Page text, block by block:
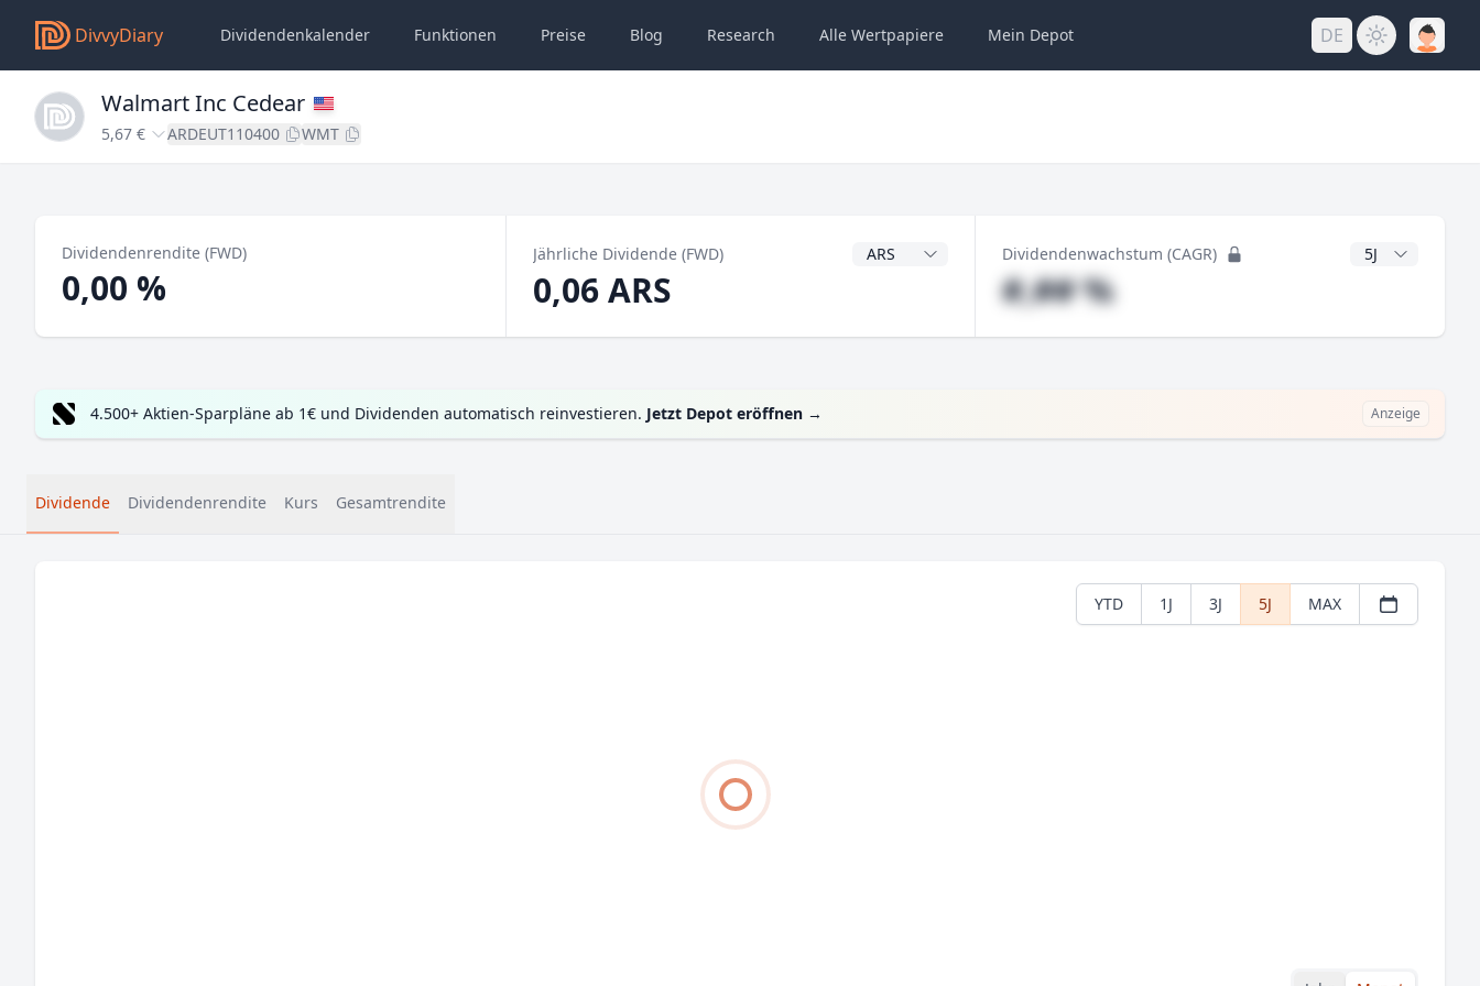
DivvyDiary Dividendenkalender Funktionen Preise Blog Research Alle Wertpapiere Mein Depot DE
Walmart Inc Cedear
5,67 € ARDEUT110400 WMT
Dividendenrendite (FWD)
0,00 %
Jährliche Dividende (FWD) Dividendenwährung
0,06 ARS
Dividendenwachstum (CAGR) CAGR Jahre
#,## %
4.500+ Aktien-Sparpläne ab 1€ und Dividenden automatisch reinvestieren. Jetzt Depot eröffnen → Anzeige
Dividende Dividendenrendite Kurs Gesamtrendite
YTD 1J 3J 5J MAX